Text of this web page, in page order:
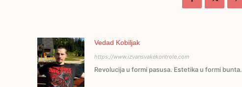
Vedad Kobiljak
https://www.izvansvakekontrole.com
Revolucija u formi pasusa. Estetika u formi bunta.